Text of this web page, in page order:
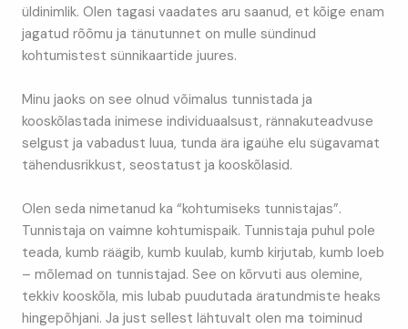
üldinimlik. Olen tagasi vaadates aru saanud, et kõige enam
jagatud rõõmu ja tänutunnet on mulle sündinud
kohtumistest sünnikaartide juures.
Minu jaoks on see olnud võimalus tunnistada ja
kooskõlastada inimese individuaalsust, rännakuteadvuse
selgust ja vabadust luua, tunda ära igaühe elu sügavamat
tähendusrikkust, seostatust ja kooskõlasid.
Olen seda nimetanud ka “kohtumiseks tunnistajas”.
Tunnistaja on vaimne kohtumispaik. Tunnistaja puhul pole
teada, kumb räägib, kumb kuulab, kumb kirjutab, kumb loeb
– mõlemad on tunnistajad. See on kõrvuti aus olemine,
tekkiv kooskõla, mis lubab puudutada äratundmiste heaks
hingepõhjani. Ja just sellest lähtuvalt olen ma toiminud